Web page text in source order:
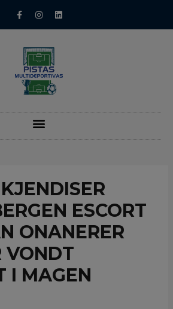
ESCORT
ONANERER
VONDT
I MAGEN